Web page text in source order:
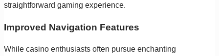
straightforward gaming experience.
Improved Navigation Features
While casino enthusiasts often pursue enchanting